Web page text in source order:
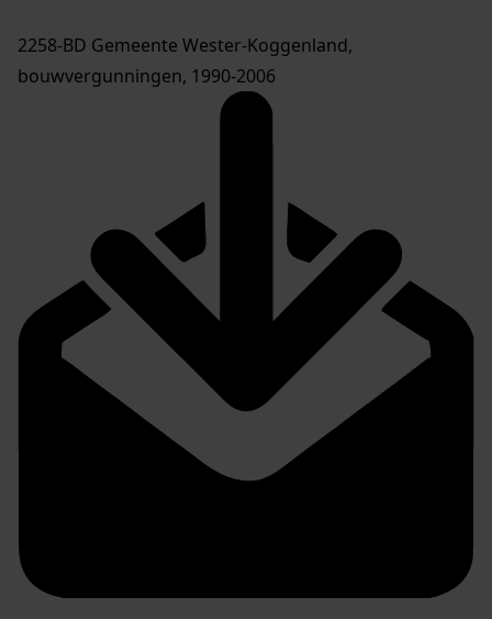
2258-BD Gemeente Wester-Koggenland,
bouwvergunningen, 1990-2006